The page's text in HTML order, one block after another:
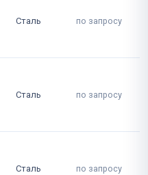
Сталь по запросу
Сталь по запросу
Сталь по запросу